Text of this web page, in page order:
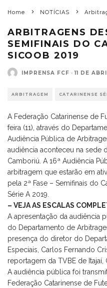
Home NOTÍCIAS
ARBITRAGENS
SEMIFINAIS DO
SICOOB 2019
IMPRENSA FCF · 11 DE
ARBITRAGEM CATARINENSE
A Federação Catarinense de
feira (11), através do
Audiência Pública de
audiência aconteceu na sede
Camboriú. A 16ª Audiência
arbitragem que estarão em
pela 2ª Fase – Semifinais do
Série A 2019.
– VEJA AS ESCALAS
A apresentação da audiência
do Departamento de
presença do diretor do
Especiais, Carlos Fernando
reportagem da TVBE de Itajaí,
A audiência pública foi
Federação Catarinense de